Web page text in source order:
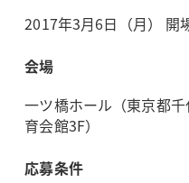
2017年3月6日（月） 開
会場
一ツ橋ホール（東京都
育会館3F）
応募条件